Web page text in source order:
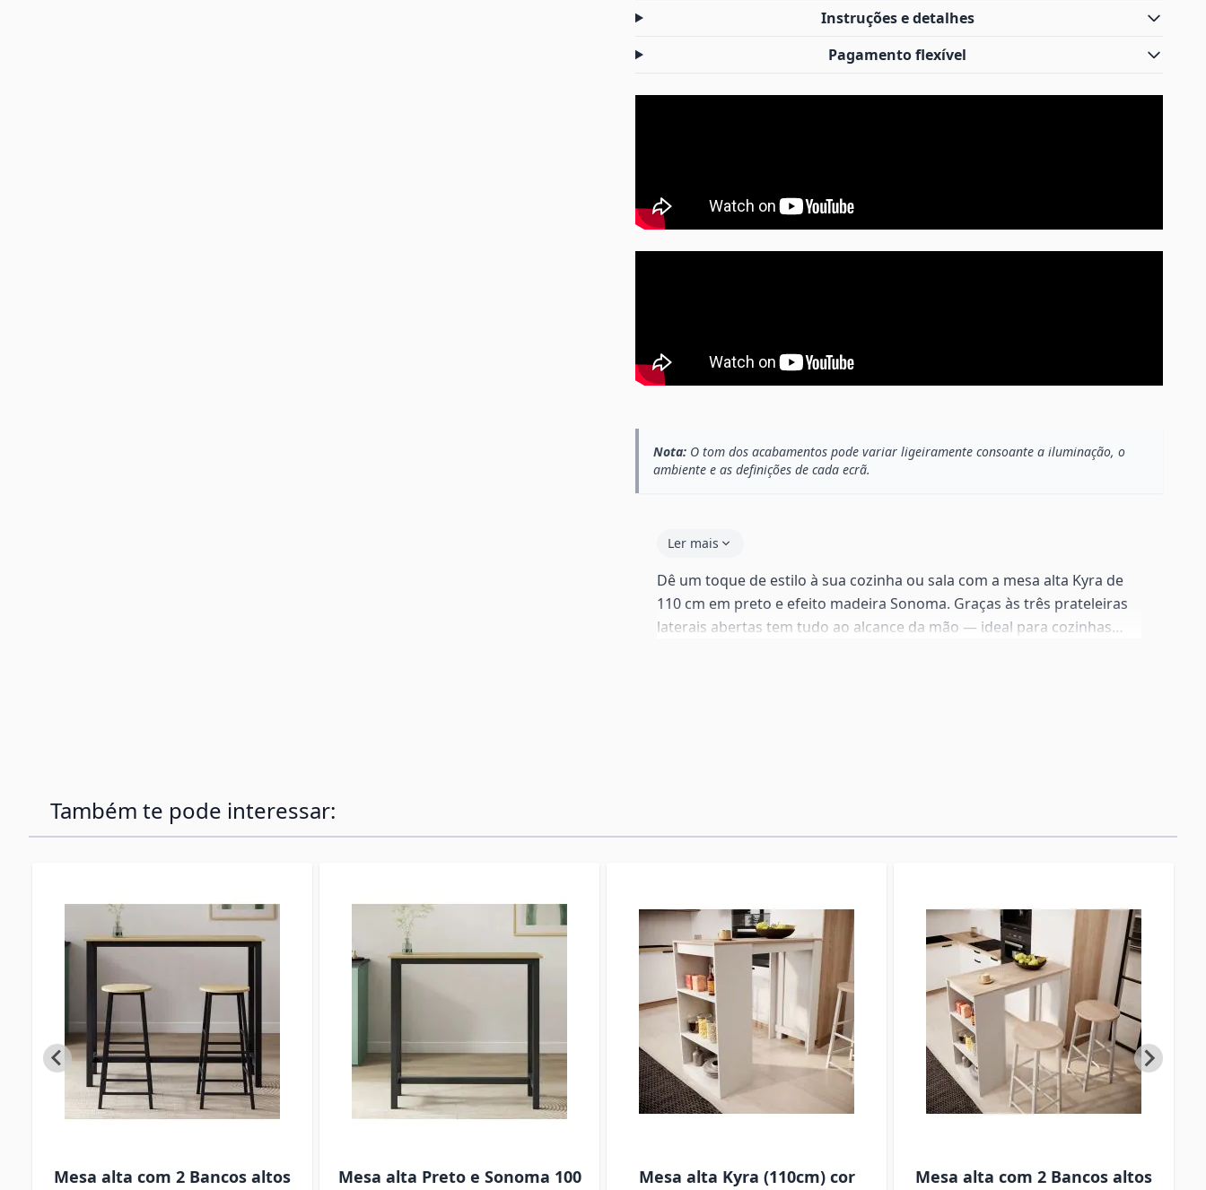
Instruções e detalhes
Pagamento flexível
Nota: O tom dos acabamentos pode variar ligeiramente consoante a iluminação, o
ambiente e as definições de cada ecrã.
Ler mais
Dê um toque de estilo à sua cozinha ou sala com a mesa alta Kyra de
110 cm em preto e efeito madeira Sonoma. Graças às três prateleiras
laterais abertas tem tudo ao alcance da mão — ideal para cozinhas
Também te pode interessar:
Mesa alta com 2 Bancos altos Mesa alta Preto e Sonoma 100 Mesa alta Kyra (110cm) cor Mesa alta com 2 Bancos altos